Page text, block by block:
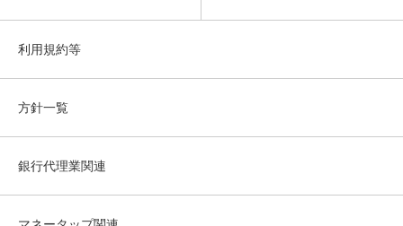
利用規約等
方針一覧
銀行代理業関連